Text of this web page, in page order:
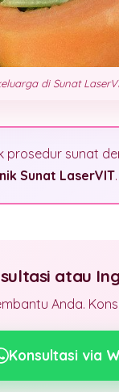
di Sunat
prosedur sunat
Sunat LaserVIT
atau
Anda.
Konsultasi via